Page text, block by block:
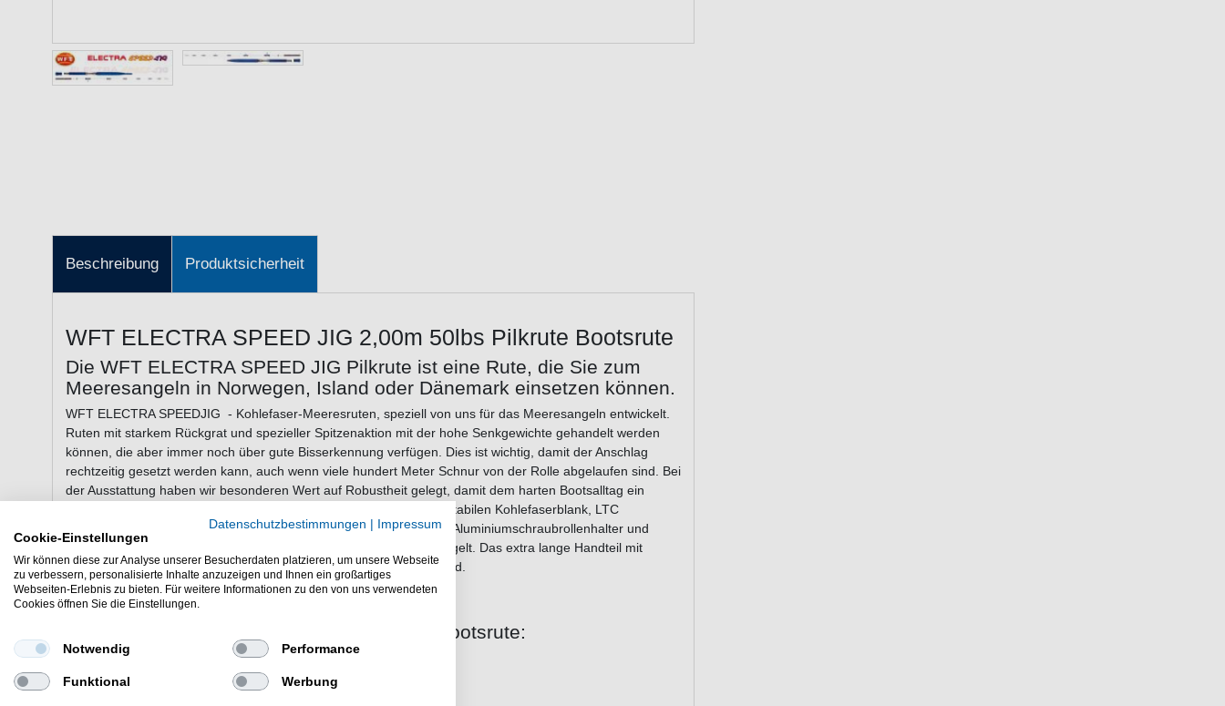
Beschreibung Produktsicherheit
WFT ELECTRA SPEED JIG 2,00m 50lbs Pilkrute Bootsrute
Die WFT ELECTRA SPEED JIG Pilkrute ist eine Rute, die Sie zum
Meeresangeln in Norwegen, Island oder Dänemark einsetzen können.
WFT ELECTRA SPEEDJIG - Kohlefaser-Meeresruten, speziell von uns für das Meeresangeln entwickelt.
Ruten mit starkem Rückgrat und spezieller Spitzenaktion mit der hohe Senkgewichte gehandelt werden
können, die aber immer noch über gute Bisserkennung verfügen. Dies ist wichtig, damit der Anschlag
rechtzeitig gesetzt werden kann, auch wenn viele hundert Meter Schnur von der Rolle abgelaufen sind. Bei
der Ausstattung haben wir besonderen Wert auf Robustheit gelegt, damit dem harten Bootsalltag ein
hoher Gebrauchsnutzen gegenüber steht. Ausgestattet mit einem stabilen Kohlefaserblank, LTC
Doppelstegringen (unsere Stärksten!!), aus einem Stück gefräßten Aluminiumschraubrollenhalter und
Kreuzabschluß. Alle Ringe aufwendig unterwickelt und Epoxyversiegelt. Das extra lange Handteil mit
robustem blauen Moosgummi liegt stundenlang bequem in der Hand.
Eigenschaften der WFT Electra Speed Jig Bootsrute:
Länge: 2,00m
Transportlänge: 1,36m
Wurfgewicht: 300-1600g
Datenschutzbestimmungen
Impressum
Cookie-Einstellungen
Wir können diese zur Analyse unserer Besucherdaten platzieren, um unsere Webseite
zu verbessern, personalisierte Inhalte anzuzeigen und Ihnen ein großartiges
Webseiten-Erlebnis zu bieten. Für weitere Informationen zu den von uns verwendeten
Cookies öffnen Sie die Einstellungen.
Notwendig Performance
Funktional Werbung